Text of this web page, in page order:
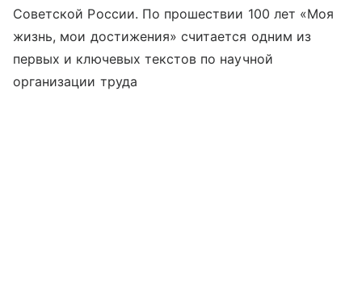
Советской России. По прошествии 100 лет «Моя
жизнь, мои достижения» считается одним из
первых и ключевых текстов по научной
организации труда